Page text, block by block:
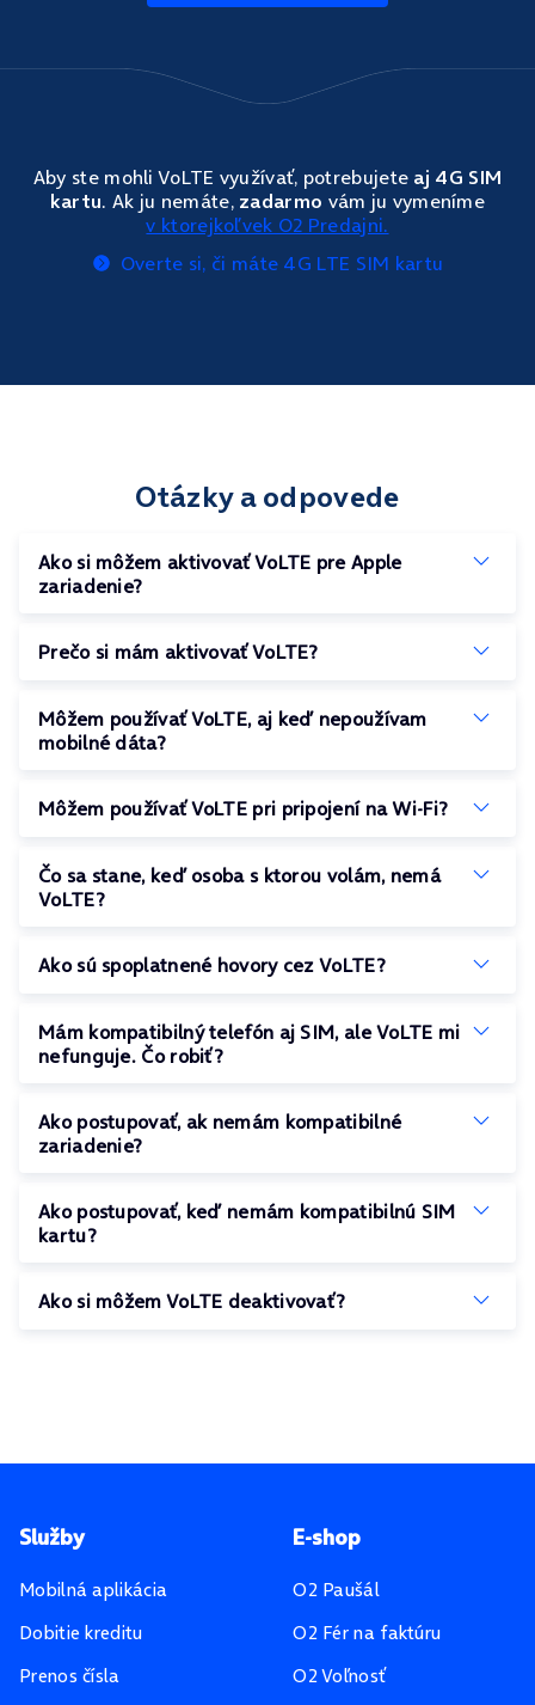
Aby ste mohli VoLTE využívať, potrebujete aj 4G SIM
kartu. Ak ju nemáte, zadarmo vám ju vymeníme
v ktorejkoľvek O2 Predajni.
Overte si, či máte 4G LTE SIM kartu
Otázky a odpovede
Ako si môžem aktivovať VoLTE pre Apple
zariadenie?
Prečo si mám aktivovať VoLTE?
Môžem používať VoLTE, aj keď nepoužívam
mobilné dáta?
Môžem používať VoLTE pri pripojení na Wi-Fi?
Čo sa stane, keď osoba s ktorou volám, nemá
VoLTE?
Ako sú spoplatnené hovory cez VoLTE?
Mám kompatibilný telefón aj SIM, ale VoLTE mi
nefunguje. Čo robiť?
Ako postupovať, ak nemám kompatibilné
zariadenie?
Ako postupovať, keď nemám kompatibilnú SIM
kartu?
Ako si môžem VoLTE deaktivovať?
Pätička stránky
Služby
Mobilná aplikácia
Dobitie kreditu
Prenos čísla
E-shop
O2 Paušál
O2 Fér na faktúru
O2 Voľnosť